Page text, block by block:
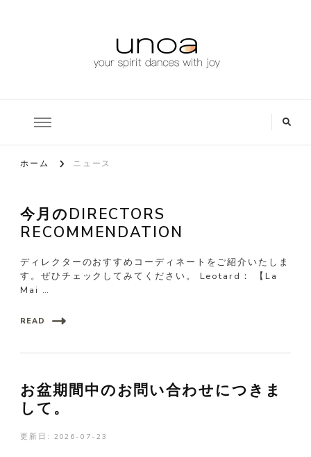
ホーム ニュース
今月のDIRECTORS
RECOMMENDATION
ディレクターのおすすめコーディネートをご紹介いたしま
す。ぜひチェックしてみてください。 Leotard： 【La
Mai …
READ
お盆期間中のお問い合わせにつきま
して。
更新日: 2026-07-23